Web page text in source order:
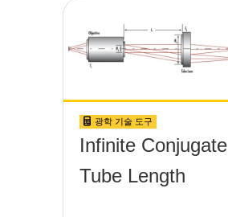
광학 기술 도구
Infinite Conjugate
Tube Length